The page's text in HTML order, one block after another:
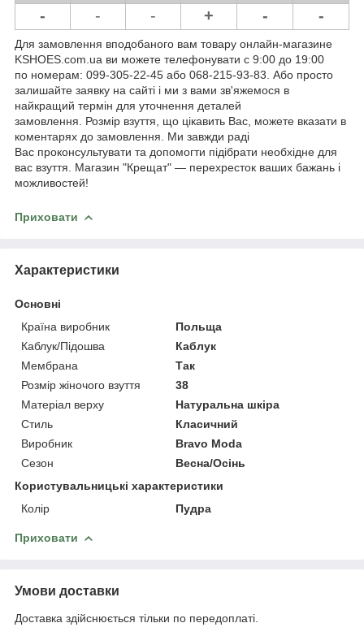
- - - + - -
Для замовлення вподобаного вам товару онлайн-магазине
KSHOES.com.ua ви можете телефонувати с 9:00 до 19:00
по номерам: 099-305-22-45 або 068-215-93-83. Або просто
залишайте заявку на сайті і ми з вами зв'яжемося в
найкращий термін для уточнення деталей
замовлення. Розмір взуття, що цікавить Вас, можете вказати в
коментарях до замовлення. Ми завжди раді
Вас проконсультувати та допомогти підібрати необхідне для
вас взуття. Магазин "Крещат" — перехресток ваших бажань і
можливостей!
Приховати
Характеристики
Основні
Країна виробник
Польща
Каблук/Підошва
Каблук
Мембрана
Так
Розмір жіночого взуття
38
Матеріал верху
Натуральна шкіра
Стиль
Класичний
Виробник
Bravo Moda
Сезон
Весна/Осінь
Користувальницькі характеристики
Колір
Пудра
Приховати
Умови доставки
Доставка здійснюється тільки по передоплаті.